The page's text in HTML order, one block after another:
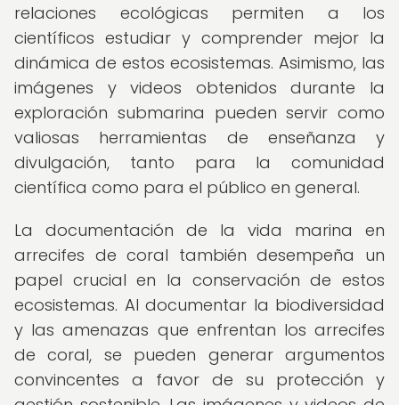
relaciones ecológicas permiten a los
científicos estudiar y comprender mejor la
dinámica de estos ecosistemas. Asimismo, las
imágenes y videos obtenidos durante la
exploración submarina pueden servir como
valiosas herramientas de enseñanza y
divulgación, tanto para la comunidad
científica como para el público en general.
La documentación de la vida marina en
arrecifes de coral también desempeña un
papel crucial en la conservación de estos
ecosistemas. Al documentar la biodiversidad
y las amenazas que enfrentan los arrecifes
de coral, se pueden generar argumentos
convincentes a favor de su protección y